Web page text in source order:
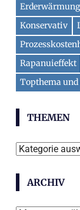
Erderwärmung
Konservativ
Rapanuieffekt
Topthema und
THEMEN
Themen
ARCHIV